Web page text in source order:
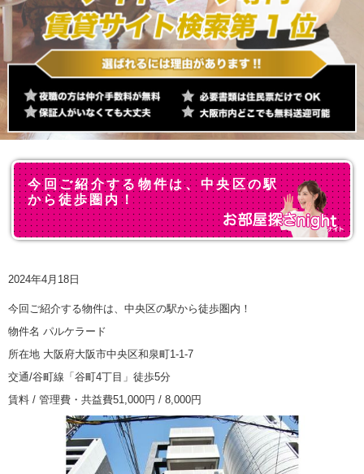
今回ご紹介する物件は、中央区の駅
から徒歩圏内！
2024年4月18日
今回ご紹介する物件は、中央区の駅から徒歩圏内！
物件名 パルケラード
所在地 大阪府大阪市中央区和泉町1-1-7
交通/谷町線「谷町4丁目」徒歩5分
賃料 / 管理費・共益費51,000円 / 8,000円